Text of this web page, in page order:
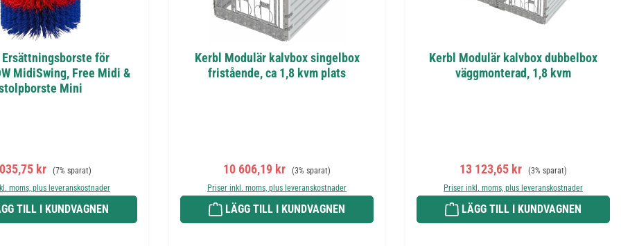
Ersättningsborste för
MidiSwing, Free Midi &
Mini
kr Ordinarie pris:
(7% sparat)
moms, plus leveranskostnader
TILL I KUNDVAGNEN
Kerbl Modulär kalvbox singelbox
fristående, ca 1,8 kvm plats
Försäljningspris:
10 606,19 kr Ordinarie pris:
(3% sparat)
Priser inkl. moms, plus leveranskostnader
LÄGG TILL I KUNDVAGNEN
Kerbl Modulär kalvbox dubbelbox
väggmonterad, 1,8 kvm
Försäljningspris:
13 123,65 kr Ordinarie pris:
(3% sparat)
Priser inkl. moms, plus leveranskostnader
LÄGG TILL I KUNDVAGNEN